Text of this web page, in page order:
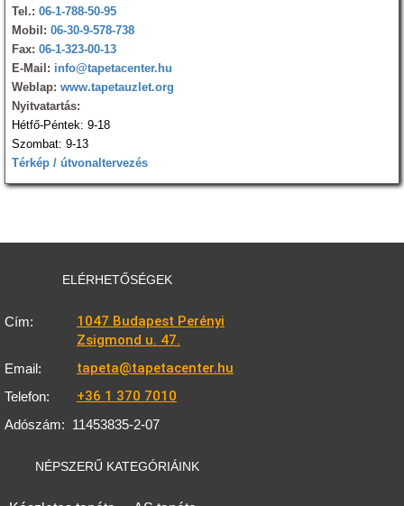
Tel.: 06-1-788-50-95
Mobil: 06-30-9-578-738
Fax: 06-1-323-00-13
E-Mail: info@tapetacenter.hu
Weblap: www.tapetauzlet.org
Nyitvatartás:
Hétfő-Péntek: 9-18
Szombat: 9-13
Térkép / útvonaltervezés
ELÉRHETŐSÉGEK
Cím:
1047 Budapest Perényi
Zsigmond u. 47.
Email: tapeta@tapetacenter.hu
Telefon: +36 1 370 7010
Adószám: 11453835-2-07
NÉPSZERŰ KATEGÓRIÁINK